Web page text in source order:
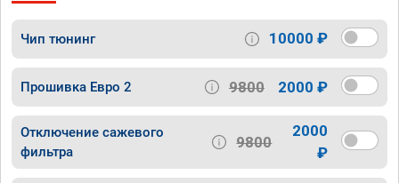
Чип тюнинг 10000 ₽
Прошивка Евро 2 9800 2000 ₽
Отключение сажевого
фильтра
9800
2000
₽